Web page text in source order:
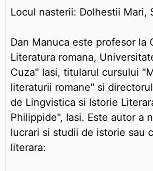
Locul nasterii: Dolhestii Mari,
Dan Manuca este profesor la
Literatura romana,
Cuza" Iasi, titularul cursului
literaturii romane" si
de Lingvistica si Istorie
Philippide", Iasi. Este autor a
lucrari si studii de istorie sau
literara: